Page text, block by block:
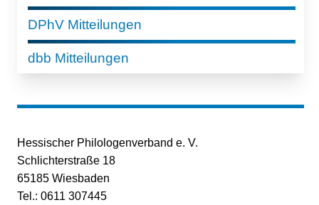
DPhV Mitteilungen
dbb Mitteilungen
Hessischer Philologenverband e. V.
Schlichterstraße 18
65185 Wiesbaden
Tel.: 0611 307445